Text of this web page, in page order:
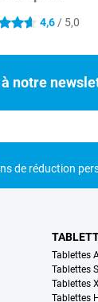
4,6 / 5,0
notre
de réduction
Tablettes
Tablettes
Tablettes
Tablettes